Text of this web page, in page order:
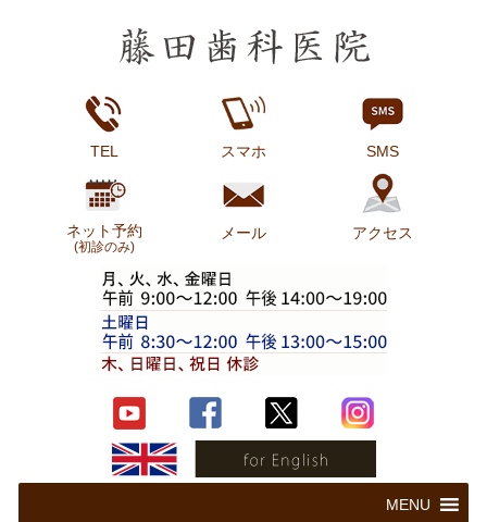
TEL スマホ SMS
ネット予約
(初診のみ)
メール アクセス
MENU